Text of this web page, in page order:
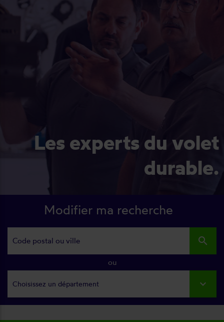
Les experts du volet
durable.
Modifier ma recherche
search
ou
Choisissez un département